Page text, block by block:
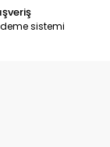
sistemi